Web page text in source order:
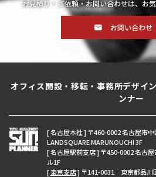
お見積り・ご依頼・お問い合わせは、お
お問い合わせ
オフィス開設・移転・事務所デザイ
ンナー
[ 名古屋本社 ] 〒460-0002 名古屋市
LANDSQUARE MARUNOUCHI 3F
[ 名古屋駅前支店 ] 〒450-0002 名古
ル1F
[東京支店] 〒141-0031 東京都品川